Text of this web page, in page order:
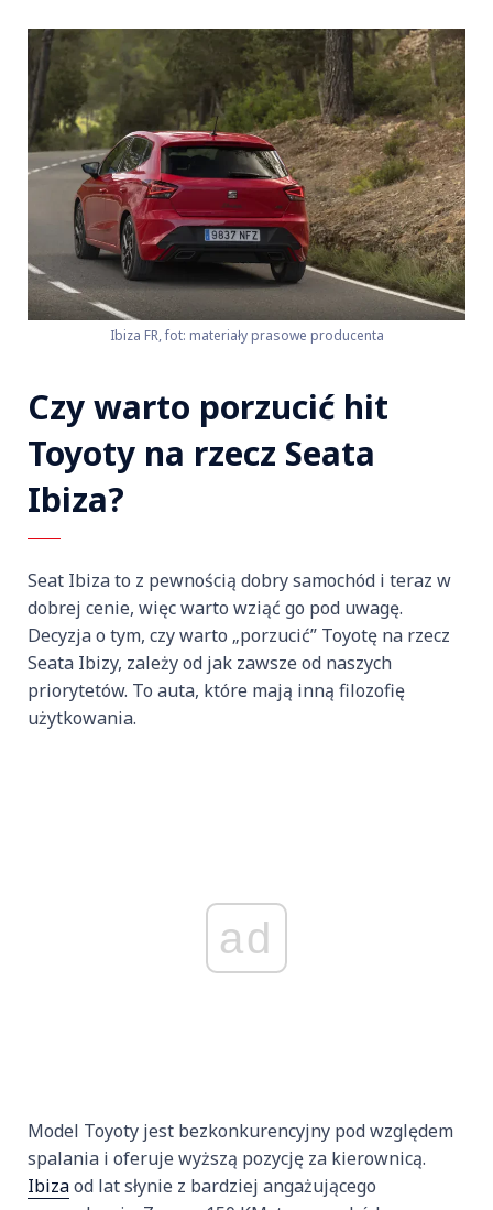
Ibiza FR, fot: materiały prasowe producenta
Czy warto porzucić hit
Toyoty na rzecz Seata
Ibiza?
Seat Ibiza to z pewnością dobry samochód i teraz w
dobrej cenie, więc warto wziąć go pod uwagę.
Decyzja o tym, czy warto „porzucić” Toyotę na rzecz
Seata Ibizy, zależy od jak zawsze od naszych
priorytetów. To auta, które mają inną filozofię
użytkowania.
ad
Model Toyoty jest bezkonkurencyjny pod względem
spalania i oferuje wyższą pozycję za kierownicą.
Ibizaod lat słynie z bardziej angażującego